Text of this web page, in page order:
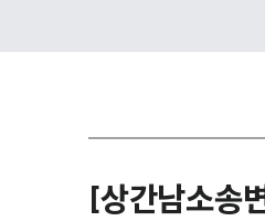
[상간남소송